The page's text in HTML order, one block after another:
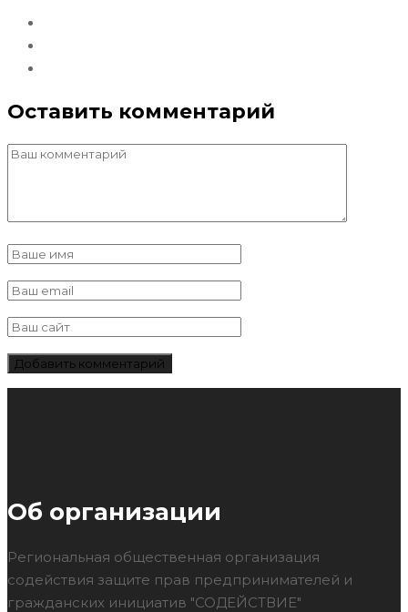
Оставить комментарий
Об организации
Региональная общественная организация
содействия защите прав предпринимателей и
гражданских инициатив "СОДЕЙСТВИЕ"